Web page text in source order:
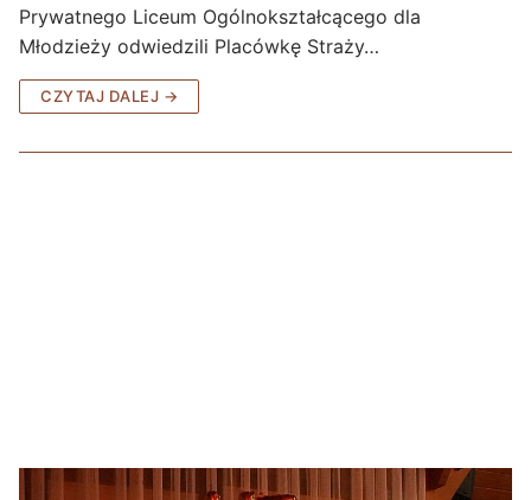
Prywatnego Liceum Ogólnokształcącego dla
Młodzieży odwiedzili Placówkę Straży…
CZYTAJ DALEJ →